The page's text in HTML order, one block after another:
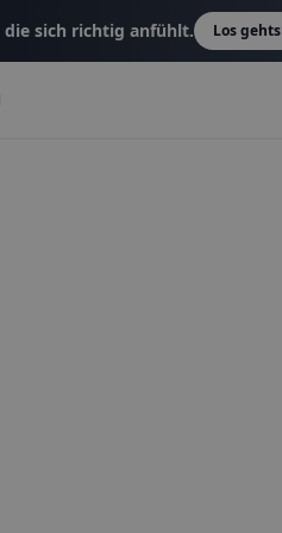
die sich richtig anfühlt. Los gehts